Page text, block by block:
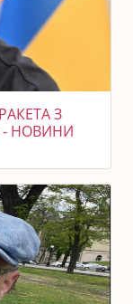
З
- НОВИНИ